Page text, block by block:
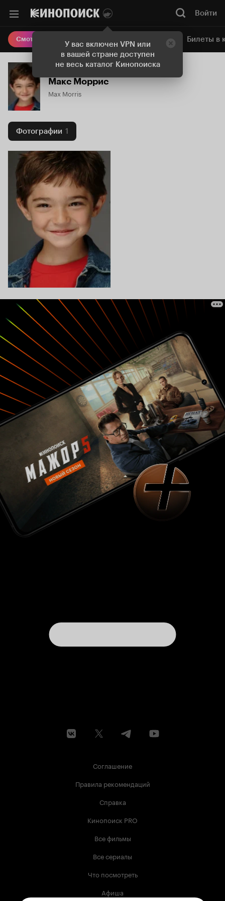
У вас включен VPN или
в вашей стране доступен
не весь каталог Кинопоиска
Войти
Смотреть кино Онлайн-кинотеатр Билеты в
Макс Моррис
Max Morris
Фотографии 1
Соглашение
Правила рекомендаций
Справка
Кинопоиск PRO
Все фильмы
Все сериалы
Что посмотреть
Афиша